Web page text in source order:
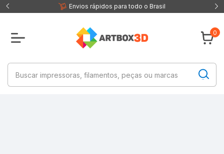
Envios rápidos para todo o Brasil
0